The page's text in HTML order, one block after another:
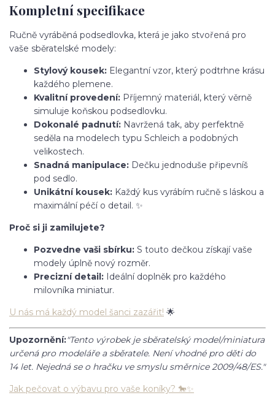
Kompletní specifikace
Ručně vyráběná podsedlovka, která je jako stvořená pro
vaše sběratelské modely:
Stylový kousek: Elegantní vzor, který podtrhne krásu
každého plemene.
Kvalitní provedení: Příjemný materiál, který věrně
simuluje koňskou podsedlovku.
Dokonalé padnutí: Navržená tak, aby perfektně
seděla na modelech typu Schleich a podobných
velikostech.
Snadná manipulace: Dečku jednoduše připevníš
pod sedlo.
Unikátní kousek: Každý kus vyrábím ručně s láskou a
maximální péčí o detail. ✨
Proč si ji zamilujete?
Pozvedne vaši sbírku: S touto dečkou získají vaše
modely úplně nový rozměr.
Precizní detail: Ideální doplněk pro každého
milovníka miniatur.
U nás má každý model šanci zazářit! 🌟
Upozornění:"Tento výrobek je sběratelský model/miniatura
určená pro modeláře a sběratele. Není vhodné pro děti do
14 let. Nejedná se o hračku ve smyslu směrnice 2009/48/ES."
Jak pečovat o výbavu pro vaše koníky? 🐎✨